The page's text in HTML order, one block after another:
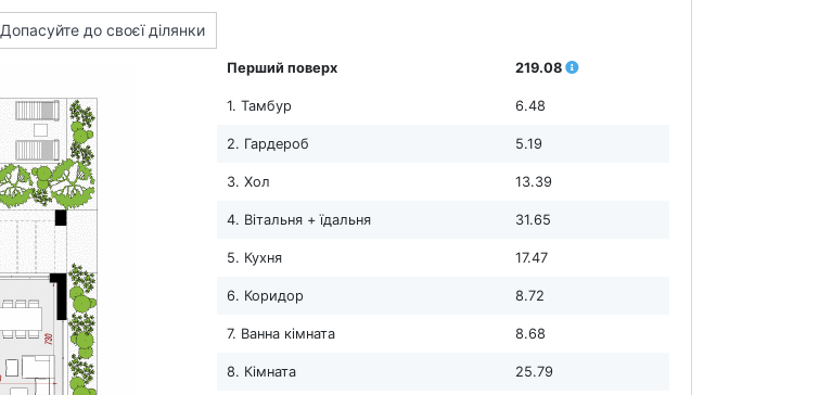
Допасуйте до своєї ділянки
Перший поверх 219.08
1. Тамбур 6.48
2. Гардероб 5.19
3. Хол 13.39
4. Вітальня + їдальня 31.65
5. Кухня 17.47
6. Коридор 8.72
7. Ванна кімната 8.68
8. Кімната 25.79